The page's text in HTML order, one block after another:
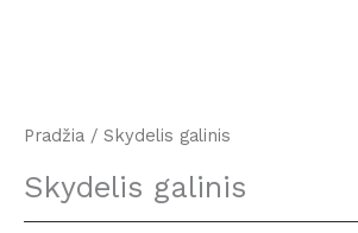
Pradžia / Skydelis galinis
Skydelis galinis